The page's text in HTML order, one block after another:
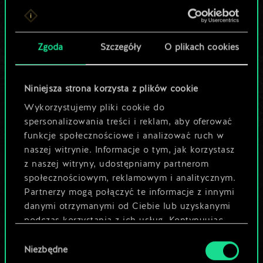
Zgoda Szczegóły O plikach cookies
Niniejsza strona korzysta z plików cookie
Wykorzystujemy pliki cookie do
spersonalizowania treści i reklam, aby oferować
funkcje społecznościowe i analizować ruch w
naszej witrynie. Informacje o tym, jak korzystasz
z naszej witryny, udostępniamy partnerom
społecznościowym, reklamowym i analitycznym.
Partnerzy mogą połączyć te informacje z innymi
danymi otrzymanymi od Ciebie lub uzyskanymi
podczas korzystania z ich usług. Kontynuując
używanie plików cookie.
zgody
Niezbędne
Lubisz grać tą talią?
Pomóż społeczności
odkryć jej
potencjał!
Nazwij talię i opisz swoją strategię
Edytuj talię
LUB